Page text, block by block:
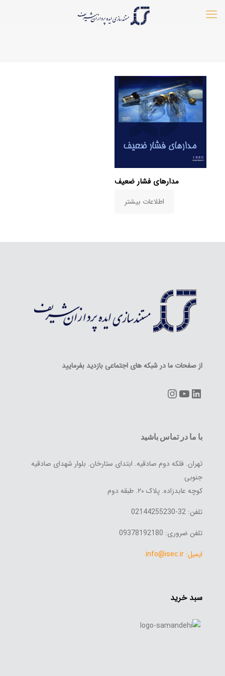
مدارهای فشار ضعیف
اطلاعات بیشتر
از صفحات ما در شبکه های اجتماعی بازدید بفرمایید
LinkedIn
YouTube
Instagram
با ما در تماس باشید
تهران. فلکه دوم صادقیه. ابتدای ستارخان. بلوار شهدای صادقیه
جنوبی
کوچه عابدزاده. پلاک ۲۰. طبقه دوم
تلفن: 32-02144255230
تلفن ضروری: 09378192180
ایمیل: info@isec.ir
سبد خرید